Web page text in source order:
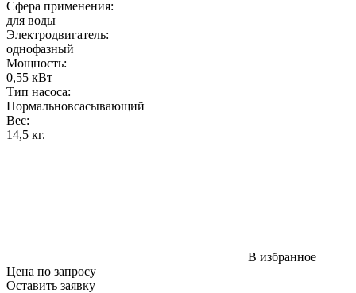
Сфера применения:
для воды
Электродвигатель:
однофазный
Мощность:
0,55 кВт
Тип насоса:
Нормальновсасывающий
Вес:
14,5 кг.
В избранное
Цена по запросу
Оставить заявку